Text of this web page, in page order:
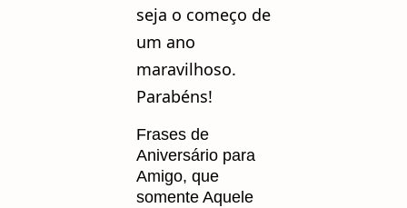
seja o começo de
um ano
maravilhoso.
Parabéns!
Frases de
Aniversário para
Amigo, que
somente Aquele